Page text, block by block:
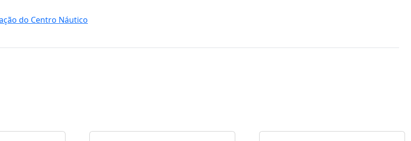
do Centro Náutico